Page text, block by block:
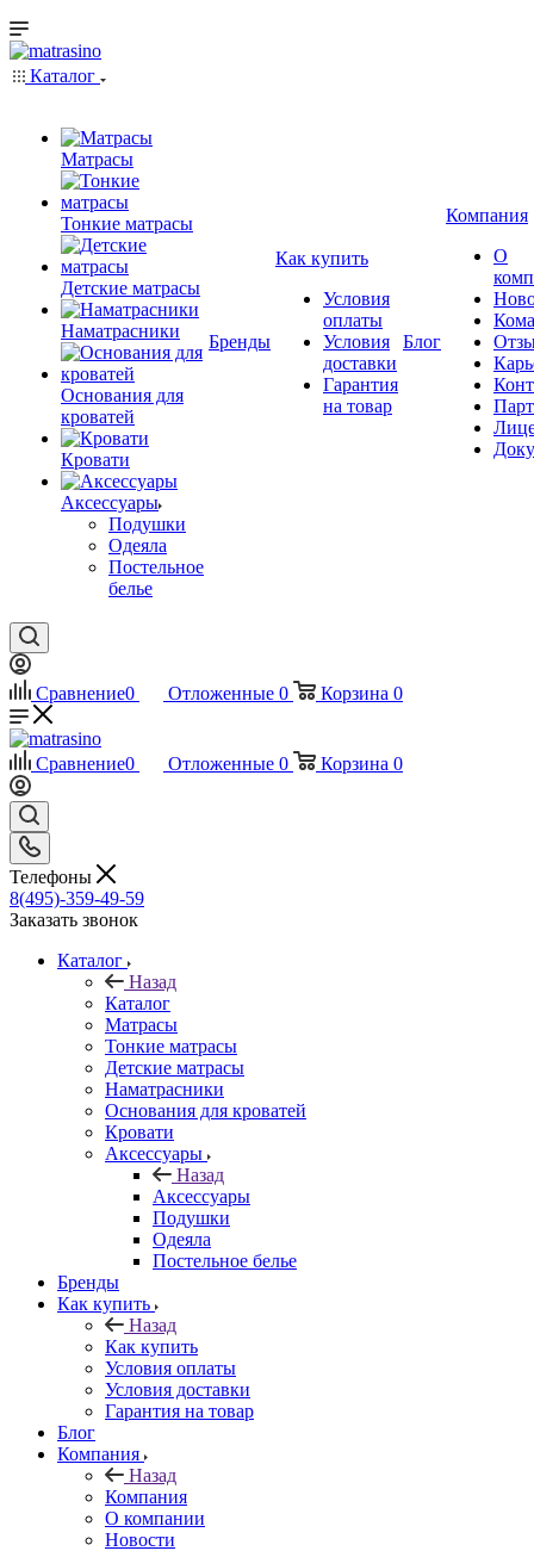
Каталог
Матрасы
Тонкие матрасы
Детские матрасы
Наматрасники
Основания для
кроватей
Кровати
Аксессуары
Подушки
Одеяла
Постельное
белье
Бренды
Как купить
Условия
оплаты
Условия
доставки
Гарантия
на товар
Блог
Компания
О
Сравнение0 Отложенные 0 Корзина 0
Сравнение0 Отложенные 0 Корзина 0
Телефоны
8(495)-359-49-59
Заказать звонок
Каталог
Назад
Каталог
Матрасы
Тонкие матрасы
Детские матрасы
Наматрасники
Основания для кроватей
Кровати
Аксессуары
Назад
Аксессуары
Подушки
Одеяла
Постельное белье
Бренды
Как купить
Назад
Как купить
Условия оплаты
Условия доставки
Гарантия на товар
Блог
Компания
Назад
Компания
О компании
Новости